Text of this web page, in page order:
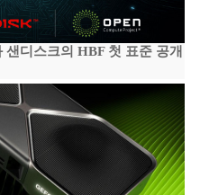
디스크의 HBF 첫 표준 공개